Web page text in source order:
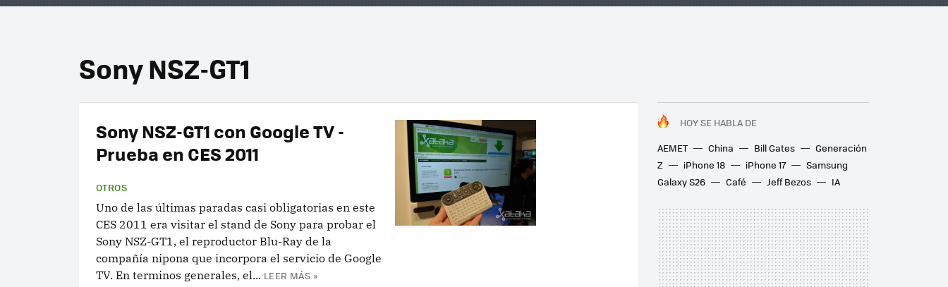
Sony NSZ-GT1
HOY SE HABLA DE
AEMET
China Bill Gates
Generación
Z
iPhone 18 iPhone 17
Samsung
Galaxy S26
Café Jeff Bezos IA
Sony NSZ-GT1 con Google TV -
Prueba en CES 2011
OTROS
Uno de las últimas paradas casi obligatorias en este
CES 2011 era visitar el stand de Sony para probar el
Sony NSZ-GT1, el reproductor Blu-Ray de la
compañía nipona que incorpora el servicio de Google
TV. En terminos generales, el... LEER MÁS »